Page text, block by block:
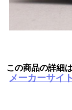
この商品の詳細
メーカーサイ